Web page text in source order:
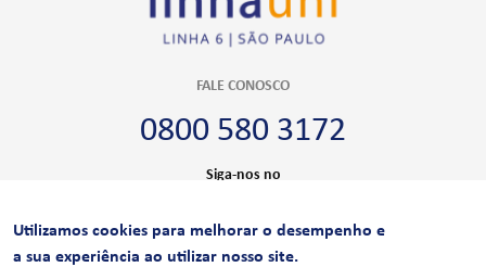
FALE CONOSCO
0800 580 3172
Siga-nos no
CERTIFICAÇÕES
Utilizamos cookies para melhorar o desempenho e
a sua experiência ao utilizar nosso site.